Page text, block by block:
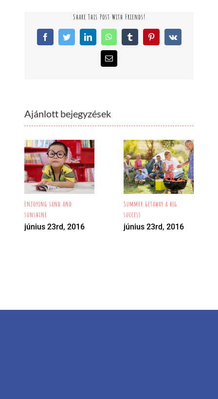
Share This Post With Friends!
FacebookTwitterLinkedInWhatsAppTumblrPinterest
Vk
Email:
Ajánlott bejegyzések
Enjoying sand and
sunshine
június 23rd, 2016
Summer getaway a big
success
június 23rd, 2016